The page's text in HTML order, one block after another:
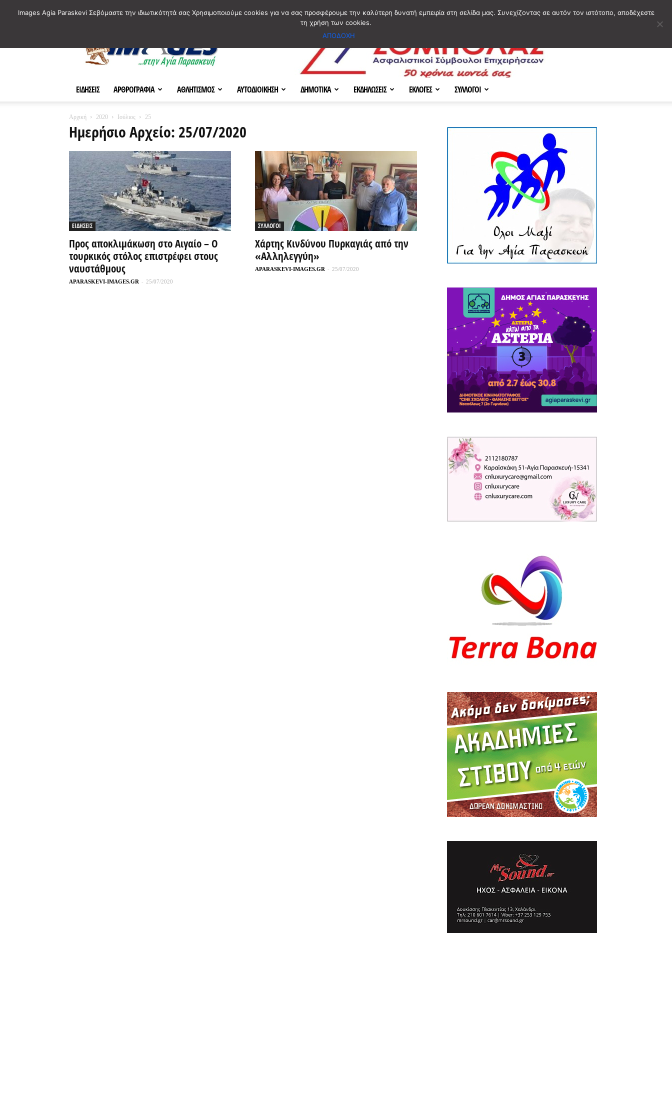
ΕΙΔΗΣΕΙΣ ΑΡΘΡΟΓΡΑΦΙΑ ΑΘΛΗΤΙΣΜΟΣ ΑΥΤΟΔΙΟΙΚΗΣΗ ΔΗΜΟΤΙΚΑ ΕΚΔΗΛΩΣΕΙΣ ΕΚΛΟΓΕΣ ΣΥΛΛΟΓΟΙ
Αρχική 2020 Ιούλιος 25
Ημερήσιο Αρχείο: 25/07/2020
ΕΙΔΗΣΕΙΣ
Προς αποκλιμάκωση στο Αιγαίο – Ο
τουρκικός στόλος επιστρέφει στους
ναυστάθμους
APARASKEVI-IMAGES.GR - 25/07/2020
ΣΥΛΛΟΓΟΙ
Χάρτης Κινδύνου Πυρκαγιάς από την
«Αλληλεγγύη»
APARASKEVI-IMAGES.GR - 25/07/2020
Images Agia Paraskevi Σεβόμαστε την ιδιωτικότητά σας Χρησιμοποιούμε cookies για να σας προσφέρουμε την καλύτερη δυνατή εμπειρία στη σελίδα μας. Συνεχίζοντας σε αυτόν τον ιστότοπο, αποδέχεστε
τη χρήση των cookies.
ΑΠΟΔΟΧΗ